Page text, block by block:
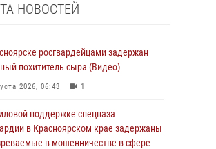
НОВОСТЕЙ
росгвардейцами задержан
похититель сыра (Видео)
2026, 06:43 1
поддержке спецназа
в Красноярском крае задержаны
в мошенничестве в сфере